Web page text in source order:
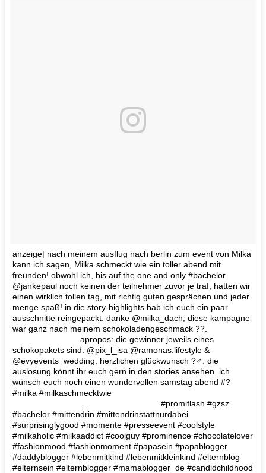
anzeige| nach meinem ausflug nach berlin zum event von Milka
kann ich sagen, Milka schmeckt wie ein toller abend mit
freunden! obwohl ich, bis auf the one and only #bachelor
@jankepaul noch keinen der teilnehmer zuvor je traf, hatten wir
einen wirklich tollen tag, mit richtig guten gesprächen und jeder
menge spaß! in die story-highlights hab ich euch ein paar
ausschnitte reingepackt. danke @milka_dach, diese kampagne
war ganz nach meinem schokoladengeschmack ??.
⠀⠀⠀⠀⠀⠀⠀⠀⠀⠀⠀ apropos: die gewinner jeweils eines
schokopakets sind: @pix_l_isa @ramonas.lifestyle &
@evyevents_wedding. herzlichen glückwunsch ?‍♂️. die
auslosung könnt ihr euch gern in den stories ansehen. ich
wünsch euch noch einen wundervollen samstag abend #?
#milka #milkaschmecktwie ⠀⠀ ⠀⠀⠀⠀⠀⠀⠀⠀⠀⠀⠀
⠀⠀⠀⠀⠀⠀⠀⠀⠀⠀⠀ …. ⠀⠀⠀⠀⠀⠀⠀⠀⠀⠀⠀ #promiflash #gzsz
#bachelor #mittendrin #mittendrinstattnurdabei
#surprisinglygood #momente #presseevent #coolstyle
#milkaholic #milkaaddict #coolguy #prominence #chocolatelover
#fashionmood #fashionmoment #papasein #papablogger
#daddyblogger #lebenmitkind #lebenmitkleinkind #elternblog
#elternsein #elternblogger #mamablogger_de #candidchildhood